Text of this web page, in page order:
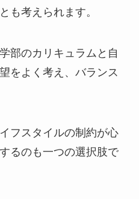
も考えられます。
部のカリキュラムと自
をよく考え、バランス
フスタイルの制約が心
るのも一つの選択肢で